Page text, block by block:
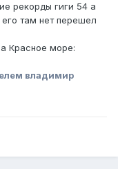
рекорды гиги 54 а
там нет перешел
Красное море:
владимир